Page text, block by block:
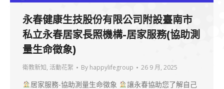
永春健康生技股份有限公司附設臺南市
私立永春居家長照機構-居家服務(協助測
量生命徵象)
衛教新知, 活動花絮 By happylifegroup 26 9 月, 2025
居家服務-協助測量生命徵象
讓永春協助您了解自己